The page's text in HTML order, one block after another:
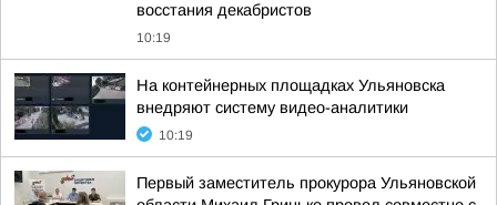
восстания декабристов
10:19
На контейнерных площадках Ульяновска
внедряют систему видео-аналитики
10:19
Первый заместитель прокурора Ульяновской